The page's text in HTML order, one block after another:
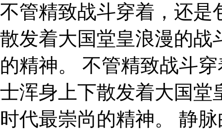
不管精致战斗穿着，还是
散发着大国堂皇浪漫的战
的精神。 不管精致战斗
士浑身上下散发着大国堂
时代最崇尚的精神。 静